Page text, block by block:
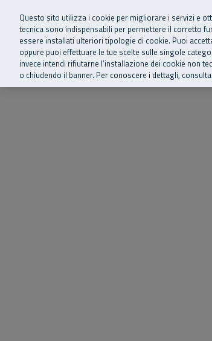
Vai al menu principale
Vai al contenuto principale
Vai al Footer
SuperAbile - il Contact Center Inail per il mondo
Home Chi siamo
Questo sito utilizza i cookie per migliorare i servizi e
tecnica sono indispensabili per permettere il corretto
essere installati ulteriori tipologie di cookie. Puoi
oppure puoi effettuare le tue scelte sulle singole
invece intendi rifiutarne l’installazione dei cookie non
o chiudendo il banner. Per conoscere i dettagli,